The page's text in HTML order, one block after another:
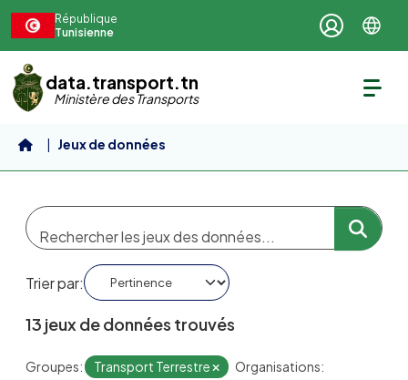
République
Tunisienne
data.transport.tn
Ministère des Transports
Jeux de données
Trier par
13 jeux de données trouvés
Groupes: Transport Terrestre
Organisations: